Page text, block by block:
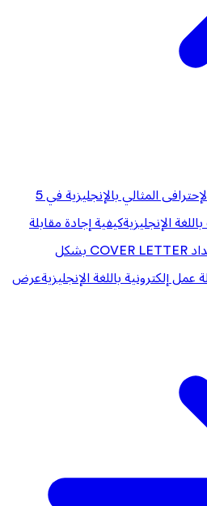
كيفية كتابة البريد الإلكتروني الإحترافى المثالي بالإنجليزية في 5
الإنجليزيةكيفية إجادة مقابلة
كيفية إعداد COVER LETTER بشكل
إلكترونية باللغة الإنجليزيةعرض